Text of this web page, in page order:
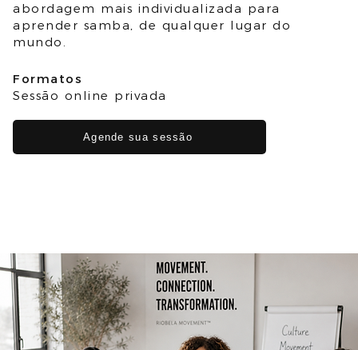
abordagem mais individualizada para
aprender samba, de qualquer lugar do
mundo.
Formatos
Sessão online privada
Agende sua sessão